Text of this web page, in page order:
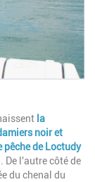
la
noir et
pêche de Loctudy
De l'autre côté de
du chenal du